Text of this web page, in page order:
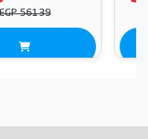
EGP 56139